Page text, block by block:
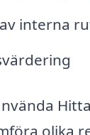
interna
olika